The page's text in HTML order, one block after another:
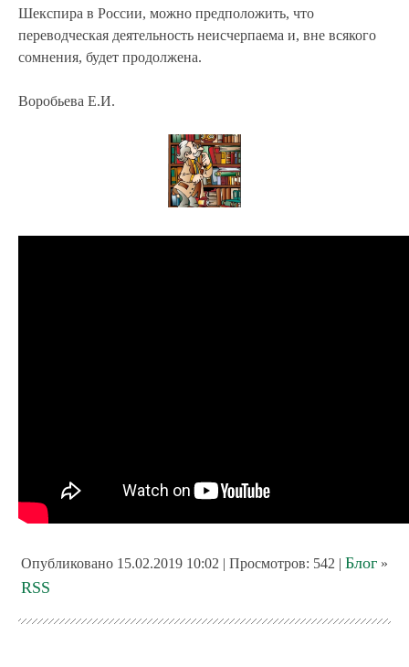
Шекспира в России, можно предположить, что
переводческая деятельность неисчерпаема и, вне всякого
сомнения, будет продолжена.
Воробьева Е.И.
Опубликовано 15.02.2019 10:02 | Просмотров: 542 | Блог »
RSS